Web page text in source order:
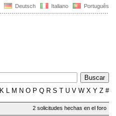
Deutsch Italiano Português
K L M N O P Q R S T U V W X Y Z #
2 solicitudes hechas en el foro